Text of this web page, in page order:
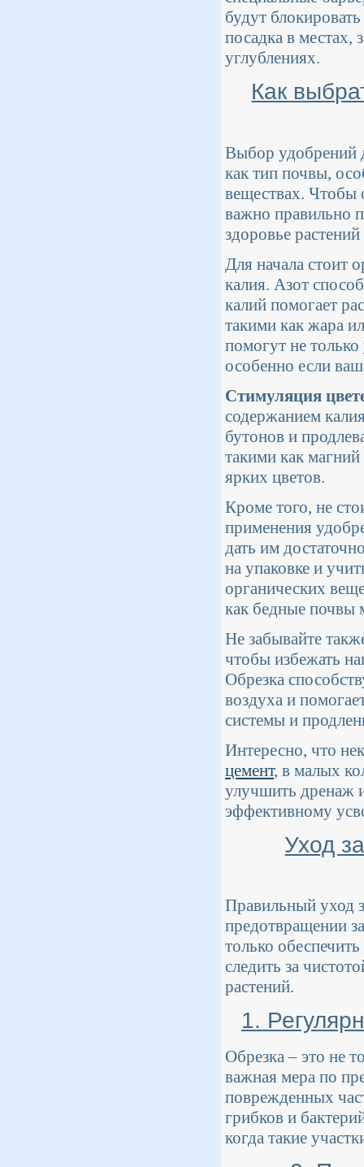
будут
посадка в местах,
углублениях.
Как
Выбор удобрений
как тип почвы,
веществах. Чтобы
важно правильно
здоровье
Для начала стоит
калия. Азот
калий помогает
такими как жара
помогут не
особенно если
Стимуляция
содержанием
бутонов и
такими как
ярких цветов.
Кроме того, не
применения
дать им
на упаковке и
органических
как бедные почвы
Не забывайте
чтобы избежать
Обрезка
воздуха и
системы и
Интересно, что
цемент, в малых
улучшить дренаж
эффективному
Уход
Правильный уход
предотвращении
только
следить за
растений.
1.
Обрезка – это не
важная мера по
поврежденных
грибков и
когда такие